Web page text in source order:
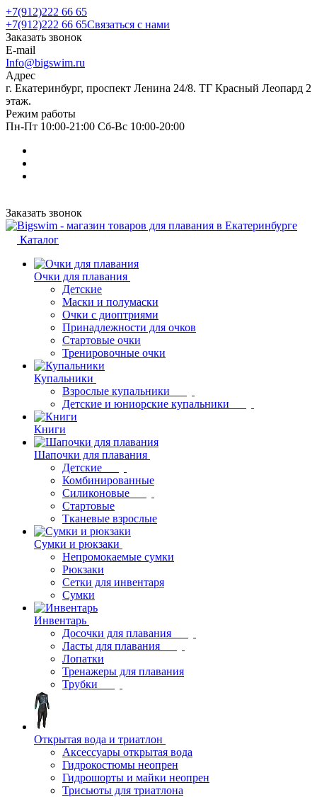
+7(912)222 66 65
+7(912)222 66 65Связаться с нами
Заказать звонок
E-mail
Info@bigswim.ru
Адрес
г. Екатеринбург, проспект Ленина 24/8. ТГ Красный Леопард 2
этаж.
Режим работы
Пн-Пт 10:00-21:00 Сб-Вс 10:00-20:00
Заказать звонок
Каталог
Очки для плавания
Детские
Маски и полумаски
Очки с диоптриями
Принадлежности для очков
Стартовые очки
Тренировочные очки
Купальники
Взрослые купальники
Детские и юниорские купальники
Книги
Шапочки для плавания
Детские
Комбинированные
Силиконовые
Стартовые
Тканевые взрослые
Сумки и рюкзаки
Непромокаемые сумки
Рюкзаки
Сетки для инвентаря
Сумки
Инвентарь
Досочки для плавания
Ласты для плавания
Лопатки
Тренажеры для плавания
Трубки
Открытая вода и триатлон
Аксессуары открытая вода
Гидрокостюмы неопрен
Гидрошорты и майки неопрен
Трисьюты для триатлона